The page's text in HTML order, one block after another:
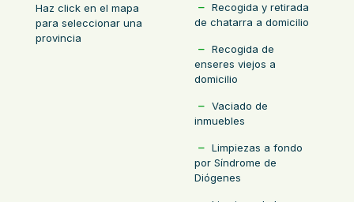
Haz click en el mapa
para seleccionar una
provincia
Recogida y retirada
de chatarra a domicilio
Recogida de
enseres viejos a
domicilio
Vaciado de
inmuebles
Limpiezas a fondo
por Síndrome de
Diógenes